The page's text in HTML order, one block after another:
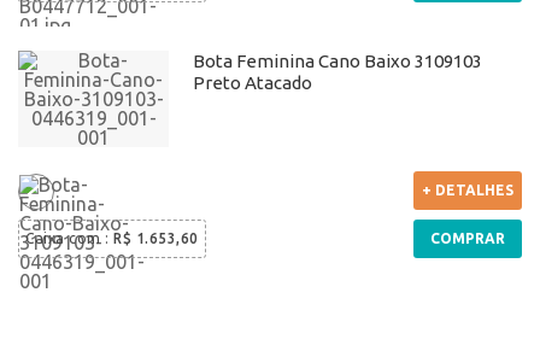
Bota Feminina Cano Baixo 3109103
Preto Atacado
Caixa com : R$ 1.653,60
+ DETALHES
COMPRAR